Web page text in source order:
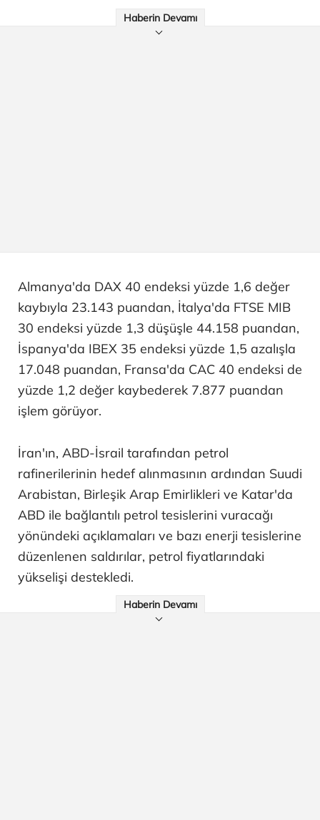
Haberin Devamı
Almanya'da DAX 40 endeksi yüzde 1,6 değer
kaybıyla 23.143 puandan, İtalya'da FTSE MIB
30 endeksi yüzde 1,3 düşüşle 44.158 puandan,
İspanya'da IBEX 35 endeksi yüzde 1,5 azalışla
17.048 puandan, Fransa'da CAC 40 endeksi de
yüzde 1,2 değer kaybederek 7.877 puandan
işlem görüyor.
İran'ın, ABD-İsrail tarafından petrol
rafinerilerinin hedef alınmasının ardından Suudi
Arabistan, Birleşik Arap Emirlikleri ve Katar'da
ABD ile bağlantılı petrol tesislerini vuracağı
yönündeki açıklamaları ve bazı enerji tesislerine
düzenlenen saldırılar, petrol fiyatlarındaki
yükselişi destekledi.
Haberin Devamı